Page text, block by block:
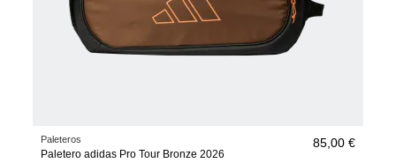
Paleteros
Paletero adidas Pro Tour Bronze 2026
85,00 €